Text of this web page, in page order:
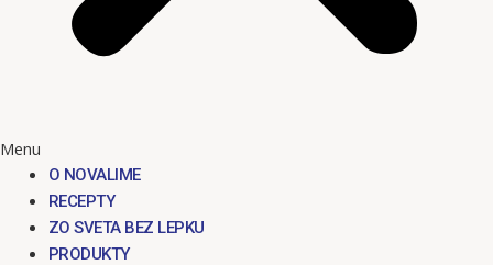
Menu
O NOVALIME
RECEPTY
ZO SVETA BEZ LEPKU
PRODUKTY